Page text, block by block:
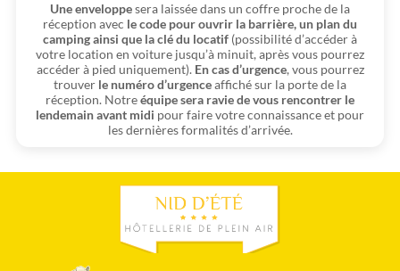
Une enveloppesera laissée dans un coffre proche de la
réception avec le code pour ouvrir la barrière, un plan du
camping ainsi que la clé du locatif (possibilité d’accéder à
votre location en voiture jusqu’à minuit, après vous pourrez
accéder à pied uniquement). En cas d’urgence, vous pourrez
trouver le numéro d’urgenceaffiché sur la porte de la
réception. Notreéquipe sera ravie de vous rencontrer le
lendemain avant midi pour faire votre connaissance et pour
les dernières formalités d’arrivée.